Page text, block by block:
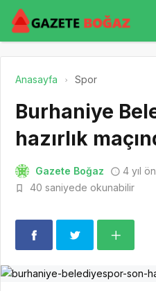
Anasayfa Spor
Burhaniye
hazırlık
Gazete Boğaz 4 yıl
40 saniyede okunabilir